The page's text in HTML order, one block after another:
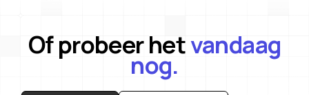
Of probeer hetvandaag
nog.